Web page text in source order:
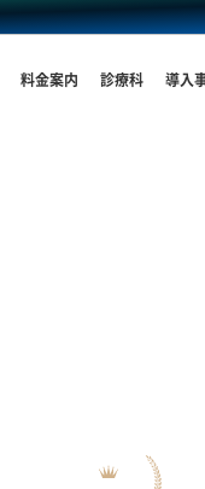
料金案内 診療科 導入